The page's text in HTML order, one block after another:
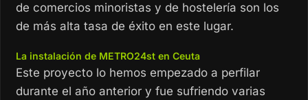
de comercios minoristas y de hostelería son los
de más alta tasa de éxito en este lugar.
La instalación de METRO24st en Ceuta
Este proyecto lo hemos empezado a perfilar
durante el año anterior y fue sufriendo varias